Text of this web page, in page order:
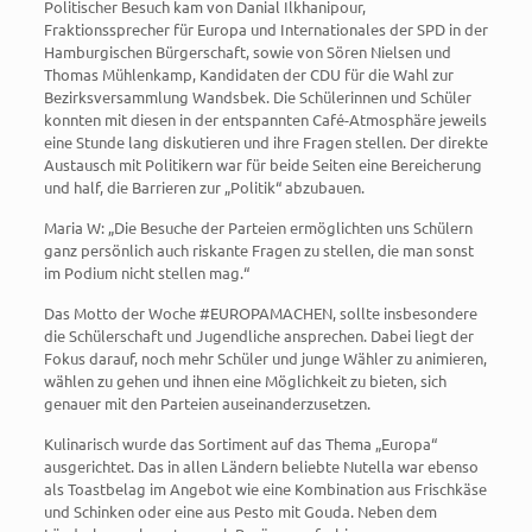
Politischer Besuch kam von Danial Ilkhanipour,
Fraktionssprecher für Europa und Internationales der SPD in der
Hamburgi­schen Bürgerschaft, sowie von Sören Nielsen und
Thomas Mühlenkamp, Kandidaten der CDU für die Wahl zur
Bezirks­versammlung Wandsbek. Die Schülerinnen und Schüler
konnten mit diesen in der entspannten Café-Atmosphäre jeweils
eine Stunde lang diskutieren und ihre Fragen stellen. Der direkte
Austausch mit Politikern war für beide Seiten eine Bereicherung
und half, die Barrieren zur „Politik“ abzubauen.
Maria W: „Die Besuche der Parteien ermöglichten uns Schülern
ganz persönlich auch riskante Fragen zu stellen, die man sonst
im Podium nicht stellen mag.“
Das Motto der Woche #EUROPAMACHEN, sollte insbesondere
die Schülerschaft und Jugendliche ansprechen. Dabei liegt der
Fokus darauf, noch mehr Schüler und junge Wähler zu animieren,
wählen zu gehen und ihnen eine Möglichkeit zu bieten, sich
genauer mit den Parteien auseinanderzusetzen.
Kulinarisch wurde das Sortiment auf das Thema „Europa“
ausgerichtet. Das in allen Ländern beliebte Nutella war ebenso
als Toastbelag im Angebot wie eine Kombination aus Frischkäse
und Schinken oder eine aus Pesto mit Gouda. Neben dem